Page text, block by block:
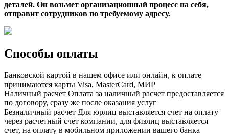
деталей. Он возьмет организационный процесс на себя,
отправит сотрудников по требуемому адресу.
Способы оплаты
Банковской картой в нашем офисе или онлайн, к оплате
принимаются карты Visa, MasterCard, МИР
Наличный расчет Оплата за наличный расчет предоставляется
по договору, сразу же после оказания услуг
Безналичный расчет Для юрлиц выставляется счет на оплату
через расчетный счет компании, для физлиц выставляется
счет, на оплату в мобильном приложении вашего банка